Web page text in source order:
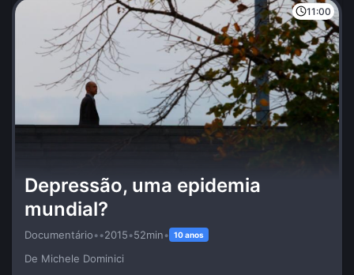
11:00
Depressão, uma epidemia
mundial?
Documentário••2015•52min• 10 anos
De Michele Dominici